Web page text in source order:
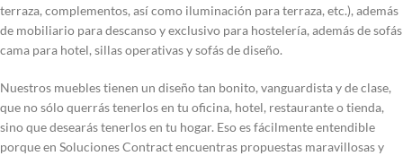
terraza, complementos, así como iluminación para terraza, etc.), además
de mobiliario para descanso y exclusivo para hostelería, además de sofás
cama para hotel, sillas operativas y sofás de diseño.
Nuestros muebles tienen un diseño tan bonito, vanguardista y de clase,
que no sólo querrás tenerlos en tu oficina, hotel, restaurante o tienda,
sino que desearás tenerlos en tu hogar. Eso es fácilmente entendible
porque en Soluciones Contract encuentras propuestas maravillosas y